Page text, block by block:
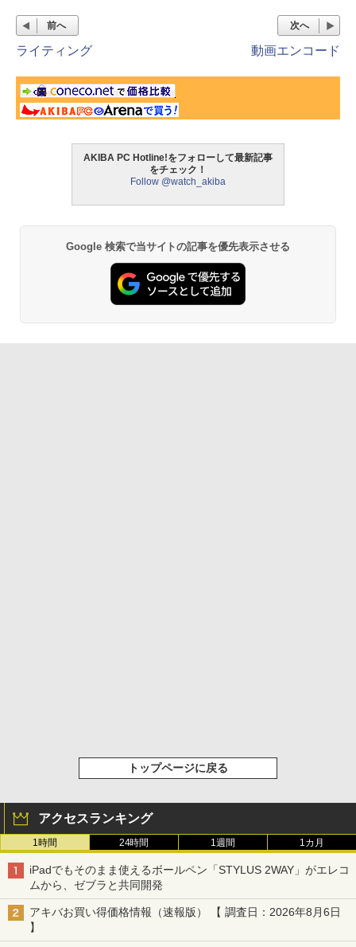
前へ
ライティング
次へ
動画エンコード
AKIBA PC Hotline!をフォローして最新記事
をチェック！
Follow @watch_akiba
Google 検索で当サイトの記事を優先表示させる
トップページに戻る
アクセスランキング
1時間 24時間 1週間 1カ月
iPadでもそのまま使えるボールペン「STYLUS 2WAY」がエレコ
ムから、ゼブラと共同開発
アキバお買い得価格情報（速報版） 【 調査日：2026年8月6日
】